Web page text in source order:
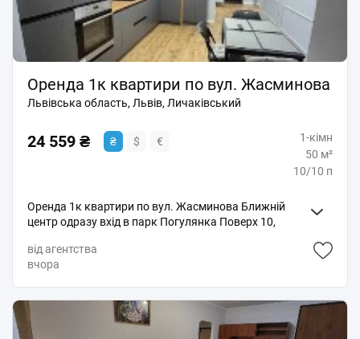
Оренда 1к квартири по вул. Жасминова
Львівська область, Львів, Личаківський
24 559 ₴ ₴ $ €
1-кімн
50 м²
10/10 п
Оренда 1к квартири по вул. Жасминова Ближній
центр одразу вхід в парк Погулянка Поверх 10,
Лоджія Гардероб Індивідуальне опалення Сучасний
ремонт Телевізор, посудомийка Вартість оренди 550
телеграм mykolahos
від агентства
вчора